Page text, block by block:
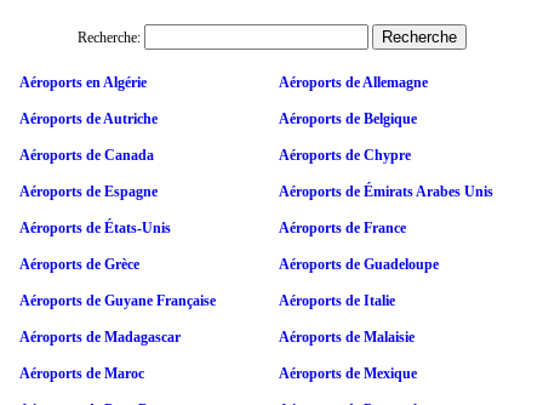
Recherche:
Aéroports en Algérie Aéroports de Allemagne
Aéroports de Autriche Aéroports de Belgique
Aéroports de Canada Aéroports de Chypre
Aéroports de Espagne Aéroports de Émirats Arabes Unis
Aéroports de États-Unis Aéroports de France
Aéroports de Grèce Aéroports de Guadeloupe
Aéroports de Guyane Française Aéroports de Italie
Aéroports de Madagascar Aéroports de Malaisie
Aéroports de Maroc Aéroports de Mexique